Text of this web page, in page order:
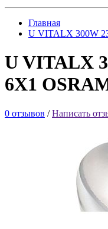
Главная
U VITALX 300W
U VITALX
6X1
0 отзывов /Написать